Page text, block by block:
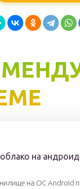
облако на
на OC Android